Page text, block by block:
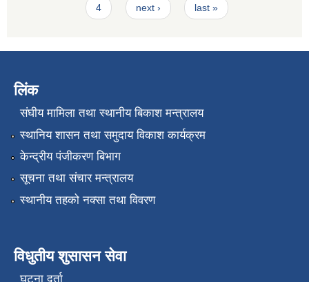
4 next › last »
लिंक
संघीय मामिला तथा स्थानीय बिकाश मन्त्रालय
स्थानिय शासन तथा समुदाय विकाश कार्यक्रम
केन्द्रीय पंजीकरण बिभाग
सूचना तथा संचार मन्त्रालय
स्थानीय तहको नक्सा तथा विवरण
विधुतीय शुसासन सेवा
घटना दर्ता